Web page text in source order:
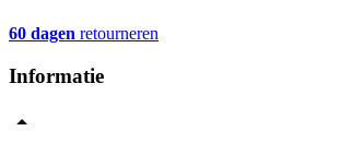
60 dagen retourneren
Informatie